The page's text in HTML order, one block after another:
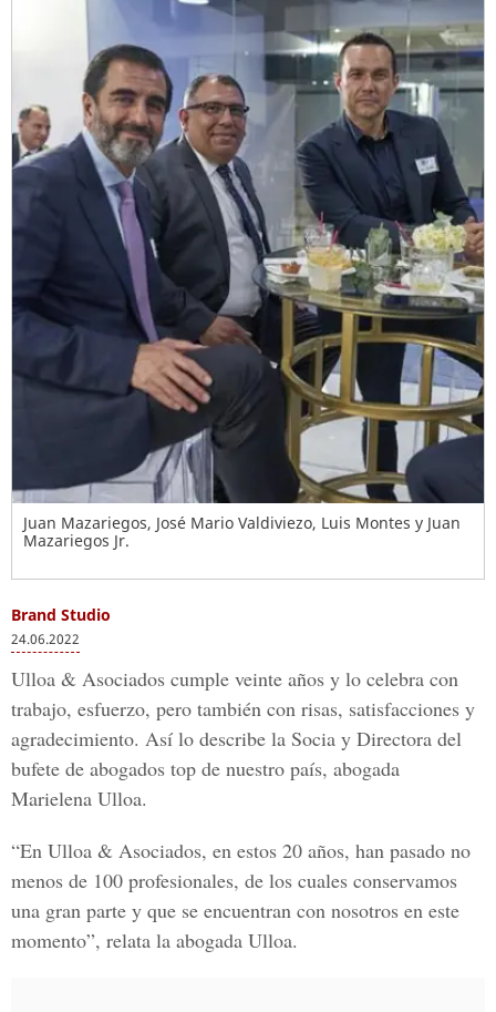
Juan Mazariegos, José Mario Valdiviezo, Luis Montes y Juan
Mazariegos Jr.
Brand Studio
24.06.2022
Ulloa & Asociados cumple veinte años y lo celebra con
trabajo, esfuerzo, pero también con risas, satisfacciones y
agradecimiento. Así lo describe la Socia y Directora del
bufete de abogados top de nuestro país, abogada
Marielena Ulloa.
“En Ulloa & Asociados, en estos 20 años, han pasado no
menos de 100 profesionales, de los cuales conservamos
una gran parte y que se encuentran con nosotros en este
momento”, relata la abogada Ulloa.